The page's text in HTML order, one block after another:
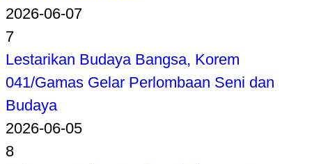
2026-06-07
7
Lestarikan Budaya Bangsa, Korem
041/Gamas Gelar Perlombaan Seni dan
Budaya
2026-06-05
8